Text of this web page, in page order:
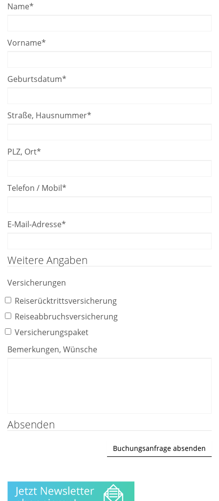
Name*
Vorname*
Geburtsdatum*
Straße, Hausnummer*
PLZ, Ort*
Telefon / Mobil*
E-Mail-Adresse*
Weitere Angaben
Versicherungen
Reiserücktrittsversicherung
Reiseabbruchsversicherung
Versicherungspaket
Bemerkungen, Wünsche
Absenden